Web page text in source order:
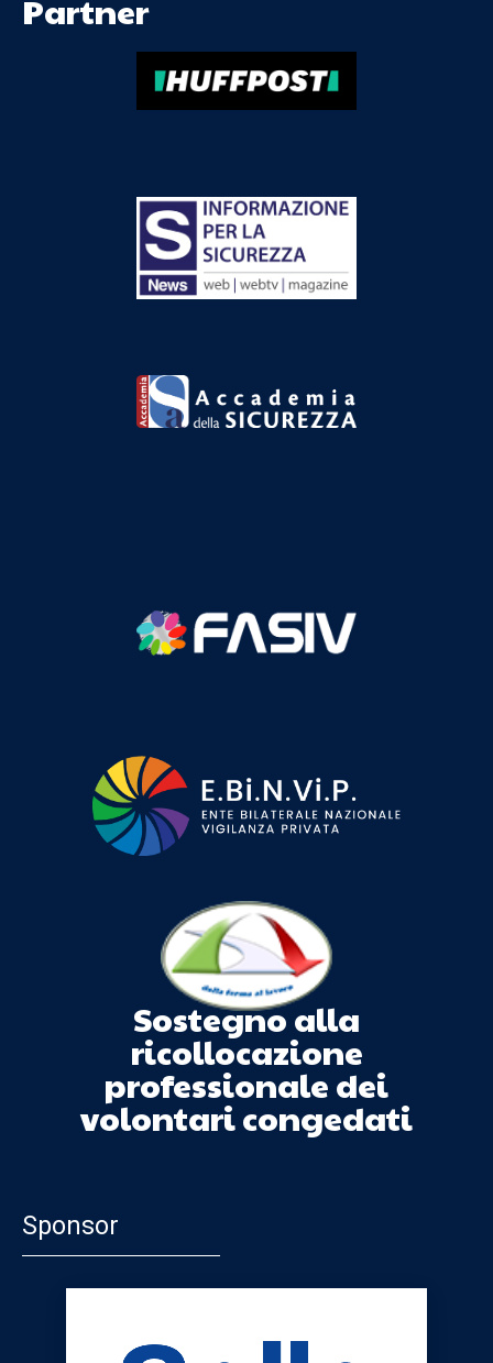
Partner
Sostegno alla
ricollocazione
professionale dei
volontari congedati
Sponsor